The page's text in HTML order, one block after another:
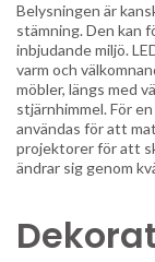
Belysningen är
stämning. Den kan
inbjudande miljö.
varm och
möbler, längs med
stjärnhimmel. För
användas för att
projektorer för att
ändrar sig genom